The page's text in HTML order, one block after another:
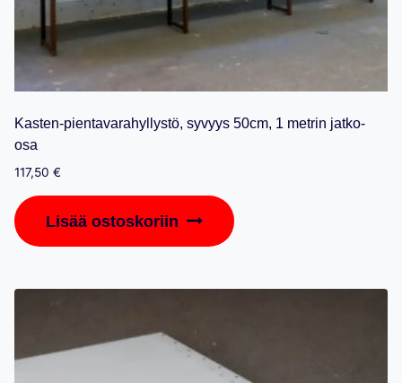
Kasten-pientavarahyllystö, syvyys 50cm, 1 metrin jatko-
osa
117,50 €
Lisää ostoskoriin